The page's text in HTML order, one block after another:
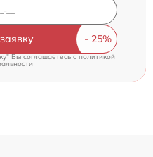
Вы соглашаетесь cполитикой